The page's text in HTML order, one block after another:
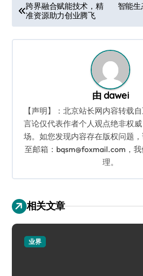
章
导
跨界融合赋能技术，精
准资源助力创业腾飞
智能
由 dawei
【声明】：北京站长网内容转载
言论仅代表作者个人观点绝非权
场。如您发现内容存在版权问题
至邮箱：bqsm@foxmail.com，
理。
相关文章
业界